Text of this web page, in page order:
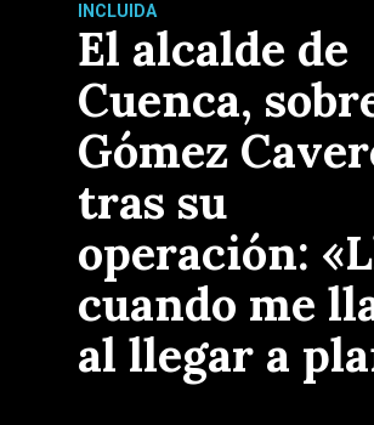
INCLUIDA
El alcalde de
Cuenca,
Gómez
tras su
operación:
cuando me
al llegar a